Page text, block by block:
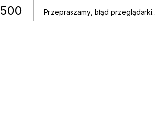
500 Przepraszamy, błąd przeglądarki..